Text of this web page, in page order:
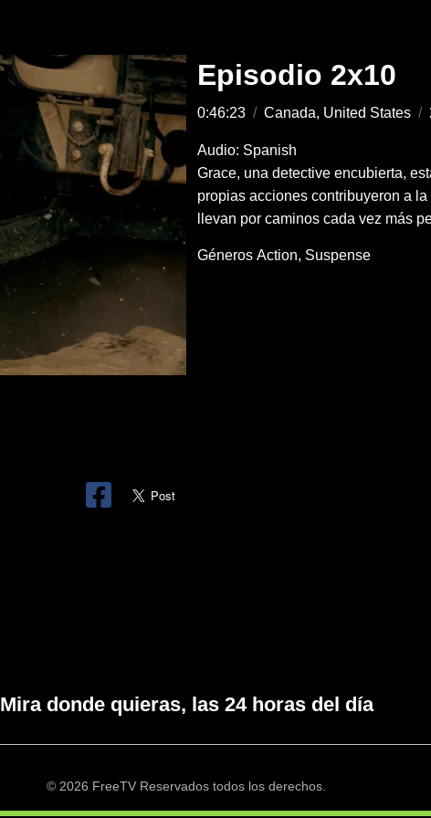
Episodio 2x10
0:46:23 / Canada, United States /
Audio: Spanish
Grace, una detective encubierta,
propias acciones contribuyeron a
llevan por caminos cada vez más
Géneros Action Suspense
Mira donde quieras, las 24 horas del día
© 2026 FreeTV Reservados todos los derechos.